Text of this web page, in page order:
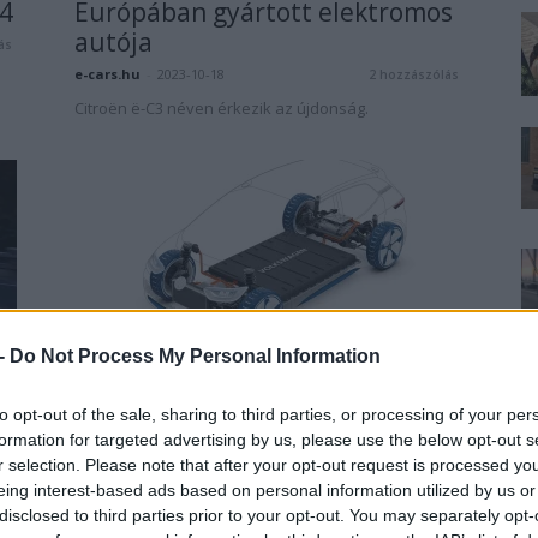
Do Not Process My Personal Information
opt-out of the sale, sharing to third parties, or processing of your
for targeted advertising by us, please use the below opt-out
selection. Please note that after your opt-out request is processed
interest-based ads based on personal information utilized by us
to third parties prior to your opt-out. You may separately
Európában gyártott elektromos
autója
e-cars.hu 2023-10-18 2 hozzászólás
Citroën ë-C3 néven érkezik az újdonság.
modell jön 22 000 dollárért
Rozsa Arpad - 2020-05-05 9 hozzászólás
Várjuk ki a végét!